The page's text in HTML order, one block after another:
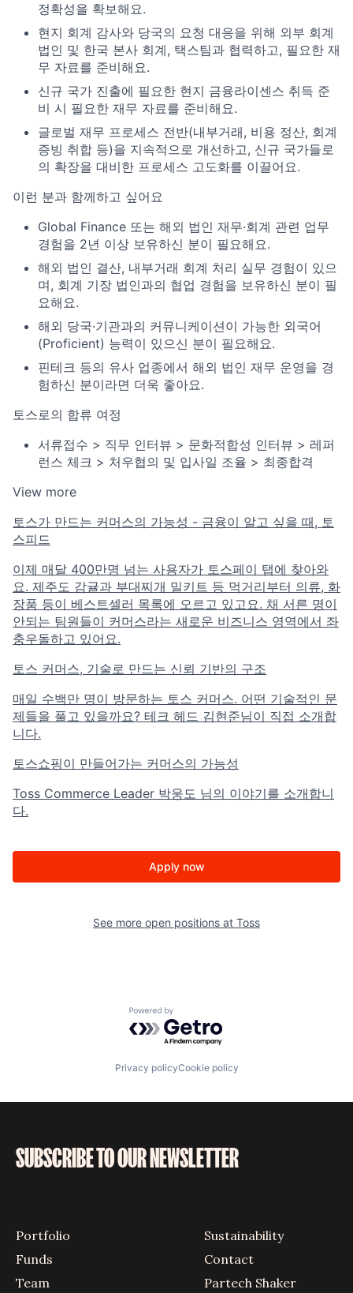
정확성을 확보해요.
현지 회계 감사와 당국의 요청 대응을 위해 외부 회계
법인 및 한국 본사 회계, 택스팀과 협력하고, 필요한 재
무 자료를 준비해요.
신규 국가 진출에 필요한 현지 금융라이센스 취득 준
비 시 필요한 재무 자료를 준비해요.
글로벌 재무 프로세스 전반(내부거래, 비용 정산, 회계
증빙 취합 등)을 지속적으로 개선하고, 신규 국가들로
의 확장을 대비한 프로세스 고도화를 이끌어요.
이런 분과 함께하고 싶어요
Global Finance 또는 해외 법인 재무·회계 관련 업무
경험을 2년 이상 보유하신 분이 필요해요.
해외 법인 결산, 내부거래 회계 처리 실무 경험이 있으
며, 회계 기장 법인과의 협업 경험을 보유하신 분이 필
요해요.
해외 당국·기관과의 커뮤니케이션이 가능한 외국어
(Proficient) 능력이 있으신 분이 필요해요.
핀테크 등의 유사 업종에서 해외 법인 재무 운영을 경
험하신 분이라면 더욱 좋아요.
토스로의 합류 여정
서류접수 > 직무 인터뷰 > 문화적합성 인터뷰 > 레퍼
런스 체크 > 처우협의 및 입사일 조율 > 최종합격
View more
토스가 만드는 커머스의 가능성 - 금융이 알고 싶을 때, 토
스피드
이제 매달 400만명 넘는 사용자가 토스페이 탭에 찾아와
요. 제주도 감귤과 부대찌개 밀키트 등 먹거리부터 의류, 화
장품 등이 베스트셀러 목록에 오르고 있고요. 채 서른 명이
안되는 팀원들이 커머스라는 새로운 비즈니스 영역에서 좌
충우돌하고 있어요.
토스 커머스, 기술로 만드는 신뢰 기반의 구조
매일 수백만 명이 방문하는 토스 커머스. 어떤 기술적인 문
제들을 풀고 있을까요? 테크 헤드 김현준님이 직접 소개합
니다.
토스쇼핑이 만들어가는 커머스의 가능성
Toss Commerce Leader 박웅도 님의 이야기를 소개합니
다.
Apply now
See more open positions at Toss
Powered by Getro.com
Privacy policyCookie policy
SUBSCRIBE TO OUR NEWSLETTER
Portfolio
Funds
Team
Sustainability
Contact
Partech Shaker